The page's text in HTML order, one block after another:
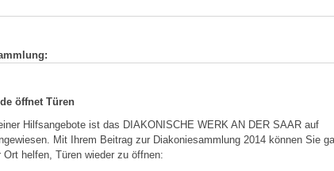
öffnet Türen
Hilfsangebote ist das DIAKONISCHE WERK AN DER SAAR auf
Mit Ihrem Beitrag zur Diakoniesammlung 2014 können Sie
Ort helfen, Türen wieder zu öffnen: